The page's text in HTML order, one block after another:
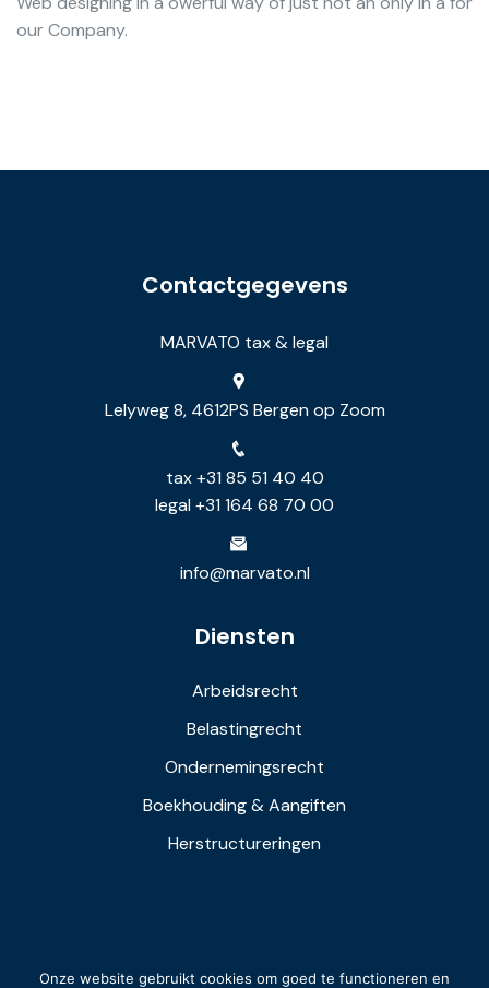
our Company.
Contactgegevens
MARVATO tax & legal
Lelyweg 8, 4612PS Bergen op Zoom
tax +31 85 51 40 40
legal +31 164 68 70 00
info@marvato.nl
Diensten
Arbeidsrecht
Belastingrecht
Ondernemingsrecht
Boekhouding & Aangiften
Herstructureringen
Onze website gebruikt cookies om goed te functioneren en